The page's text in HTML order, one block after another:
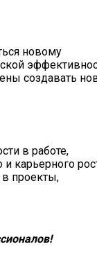
новому
создавать
в работе,
карьерного
проекты,